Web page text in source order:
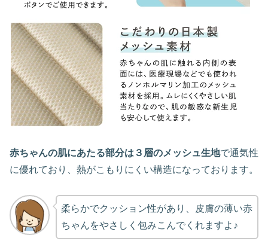
赤ちゃんの肌にあたる部分は３層のメッシュ生地で通気性
に優れており、熱がこもりにくい構造になっております。
柔らかでクッション性があり、皮膚の薄い赤
ちゃんをやさしく包みこんでくれますよ♪